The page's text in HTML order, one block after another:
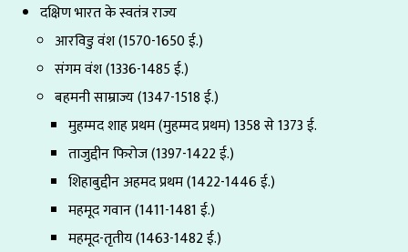
दक्षिण भारत के स्वतंत्र राज्य
आरविडु वंश (1570-1650 ई.)
संगम वंश (1336-1485 ई.)
बहमनी साम्राज्य (1347-1518 ई.)
मुहम्मद शाह प्रथम (मुहम्मद प्रथम) 1358 से 1373 ई.
ताजुद्दीन फिरोज (1397-1422 ई.)
शिहाबुद्दीन अहमद प्रथम (1422-1446 ई.)
महमूद गवान (1411-1481 ई.)
महमूद-तृतीय (1463-1482 ई.)